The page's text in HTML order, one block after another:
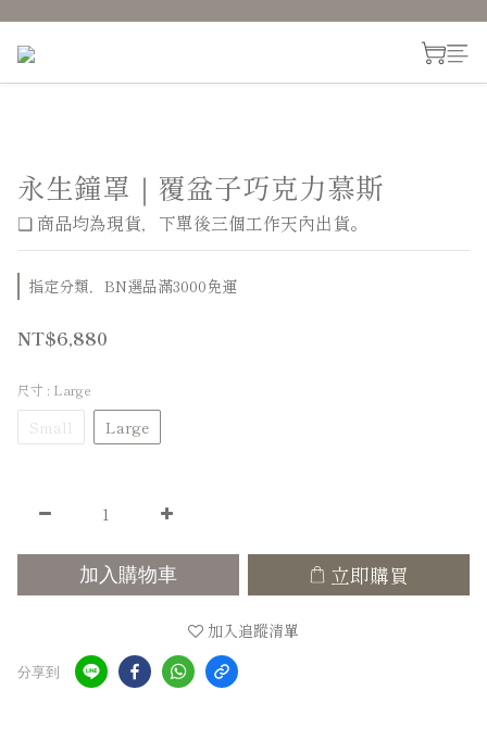
永生鐘罩｜覆盆子巧克力慕斯
❑ 商品均為現貨，下單後三個工作天內出貨。
指定分類，BN選品滿3000免運
NT$6,880
尺寸 : Large
Small Large
加入購物車 立即購買
加入追蹤清單
分享到